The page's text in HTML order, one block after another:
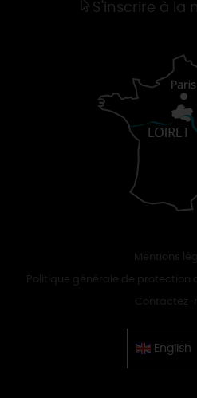
S'inscrire à la
Mentions
Politique générale de protection
Contactez-
English